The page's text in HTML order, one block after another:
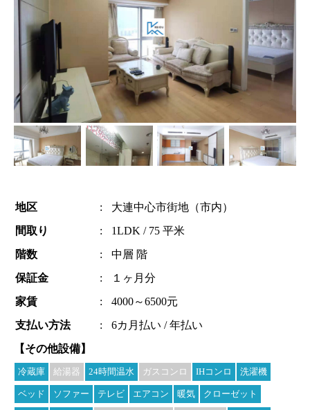
地区 :
大連中心市街地（市内）
間取り
:
1LDK / 75 平米
階数
:
中層 階
保証金
:
１ヶ月分
家賃
:
4000～6500元
支払い方法
:
6カ月払い / 年払い
【その他設備】
冷蔵庫 給湯器 24時間温水 ガスコンロ IHコンロ 洗濯機
ベッド ソファー テレビ エアコン 暖気 クローゼット